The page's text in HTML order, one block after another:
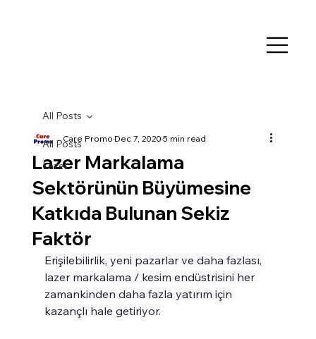
All Posts
Lazer
All Posts
Lazer Markalama
Sektörünün Büyümesine
Katkıda Bulunan Sekiz
Faktör
Care PromoDec 7, 20205 min read
Erişilebilirlik, yeni pazarlar ve daha fazlası,
lazer markalama / kesim endüstrisini her
zamankinden daha fazla yatırım için
kazançlı hale getiriyor.